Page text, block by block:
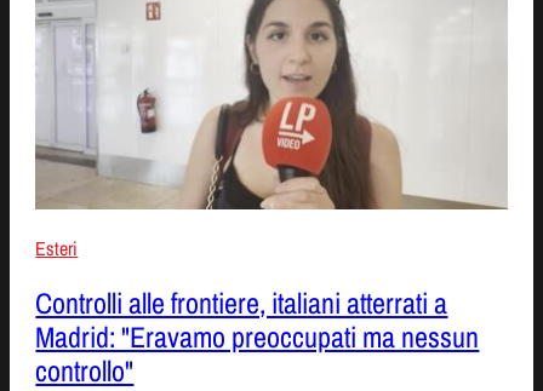
Esteri
Controlli alle frontiere, italiani atterrati a
Madrid: "Eravamo preoccupati ma nessun
controllo"